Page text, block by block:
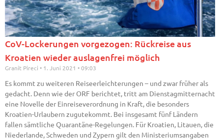
CoV-Lockerungen vorgezogen: Rückreise aus
Kroatien wieder auslagenfrei möglich
Granit Pireci 1. Juni 2021 09:03
Es kommt zu weiteren Reiseerleichterungen – und zwar früher als
gedacht. Denn wie der ORF berichtet, tritt am Dienstagmitternacht
eine Novelle der Einreiseverordnung in Kraft, die besonders
Kroatien-Urlaubern zugutekommt. Bei insgesamt fünf Ländern
fallen sämtliche Quarantäne-Regelungen. Für Kroatien, Litauen, die
Niederlande, Schweden und Zypern gilt den Ministeriumsangaben